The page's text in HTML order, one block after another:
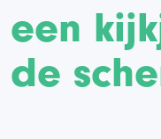
een
de